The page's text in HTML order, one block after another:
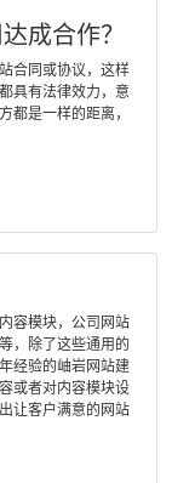
成合作？
合同或协议，这样
具有法律效力，意
都是一样的距离，
容模块，公司网站
，除了这些通用的
经验的岫岩网站建
或者对内容模块设
让客户满意的网站